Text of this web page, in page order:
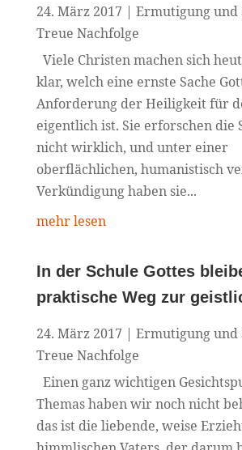
24. März 2017 | Ermutigung und
Treue Nachfolge
Viele Christen machen sich
klar, welch eine ernste Sache
Anforderung der Heiligkeit für
eigentlich ist. Sie erforschen die
nicht wirklich, und unter einer
oberflächlichen, humanistisch
Verkündigung haben sie...
mehr lesen
In der Schule Gottes
praktische Weg zur
24. März 2017 | Ermutigung und
Treue Nachfolge
Einen ganz wichtigen
Themas haben wir noch nicht
das ist die liebende, weise